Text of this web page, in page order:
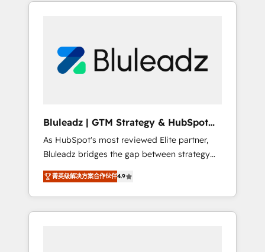
to HubSpot or expanding into more
long-term value and a consistently strong
client experience.
Connectors, workflows, and data
architectures that make HubSpot the
HubSpot beyond standard configurations. -
AI-FIRST- AI across customer-facing
operations to accelerate decisions,
streamline processes, and unlock efficiency
at scale. From predictive intelligence to
conversational AI, we turn data into action
and automation into competitive advantage.
Bluleadz | GTM Strategy & HubSpot
Implementation
As HubSpot's most reviewed Elite partner,
Bluleadz bridges the gap between strategy
and execution. We don't just "set up tools" —
we install the GTM Operating System (GTM
OS) to align your leadership and engineer a
portal that drives predictable revenue
菁英级解决方案合作伙伴4.9